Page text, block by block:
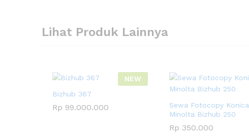
Lihat Produk Lainnya
NEW
Bizhub 367
Rp 99.000.000
Sewa Fotocopy Konica
Minolta Bizhub 250
Rp 350.000